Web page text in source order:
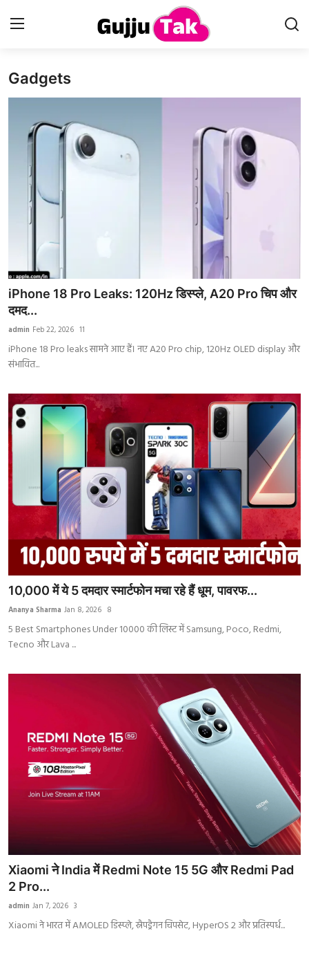
Home
Entertainment
Gallery
Technology
Life & Women
India
Business
Wellness
Style
Education
Gadgets
iPhone 18 Pro Leaks: 120Hz डिस्प्ले, A20 Pro चिप और
दमद...
admin Feb 22, 2026 11
iPhone 18 Pro leaks सामने आए हैं। नए A20 Pro chip, 120Hz OLED display और
संभावित...
10,000 में ये 5 दमदार स्मार्टफोन मचा रहे हैं धूम, पावरफ...
Ananya Sharma Jan 8, 2026 8
5 Best Smartphones Under 10000 की लिस्ट में Samsung, Poco, Redmi,
Tecno और Lava ...
Xiaomi ने India में Redmi Note 15 5G और Redmi Pad
2 Pro...
admin Jan 7, 2026 3
Xiaomi ने भारत में AMOLED डिस्प्ले, स्नैपड्रैगन चिपसेट, HyperOS 2 और प्रतिस्पर्ध...